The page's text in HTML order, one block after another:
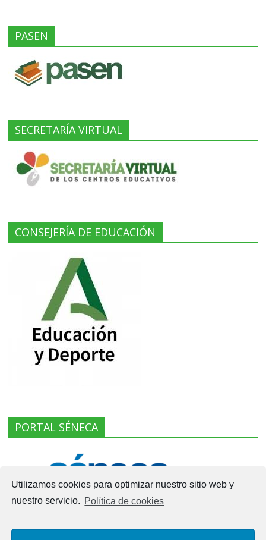
Utilizamos cookies para optimizar nuestro sitio web y
nuestro servicio. Política de cookies
PASEN
SECRETARÍA VIRTUAL
CONSEJERÍA DE EDUCACIÓN
PORTAL SÉNECA